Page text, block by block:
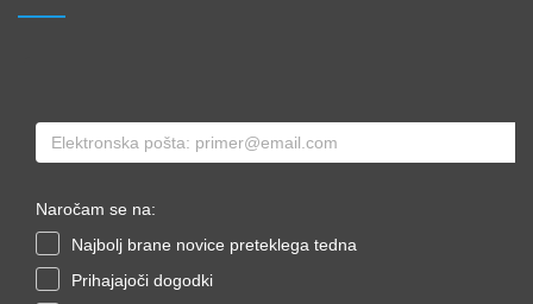
Naročam se na:
Najbolj brane novice preteklega tedna
Prihajajoči dogodki